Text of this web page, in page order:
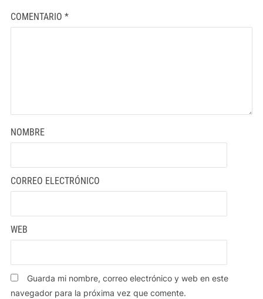
COMENTARIO *
NOMBRE
CORREO ELECTRÓNICO
WEB
Guarda mi nombre, correo electrónico y web en este
navegador para la próxima vez que comente.